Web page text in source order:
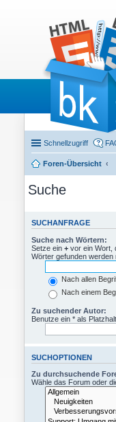
Schnellzugriff
Foren-Übersicht
Suche
SUCHANFRAGE
Suche nach Wörtern:
Setze ein + vor ein Wort,
Wörter gefunden werden
Nach allen
Nach einem
Zu suchender Autor:
Benutze ein * als
SUCHOPTIONEN
Zu durchsuchende
Wähle das Forum oder